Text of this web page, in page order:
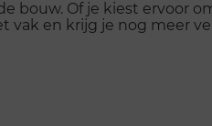
bouw. Of je kiest ervoor
vak en krijg je nog meer